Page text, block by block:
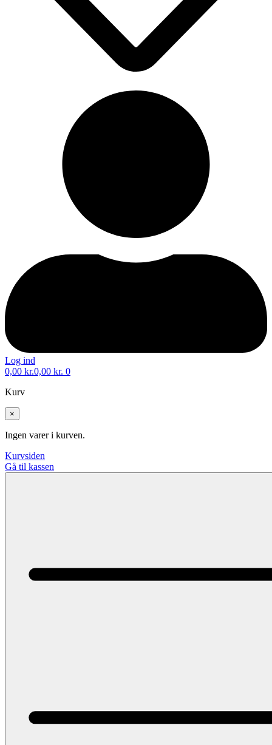
Log ind
0,00 kr.0,00 kr. 0
Kurv
×
Ingen varer i kurven.
Kurvsiden
Gå til kassen